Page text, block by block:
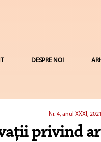
DESPRE NOI
Nr. 4, anul XXXI, 2021
privind